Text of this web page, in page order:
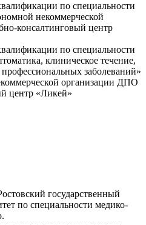
по специальности
некоммерческой
консалтинговый центр
по специальности
клиническое течение,
заболеваний»
организации ДПО
центр «Ликей»
государственный
по специальности медико-